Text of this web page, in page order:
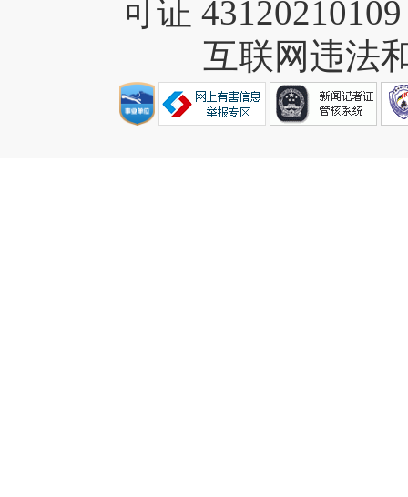
可证
互联网违法